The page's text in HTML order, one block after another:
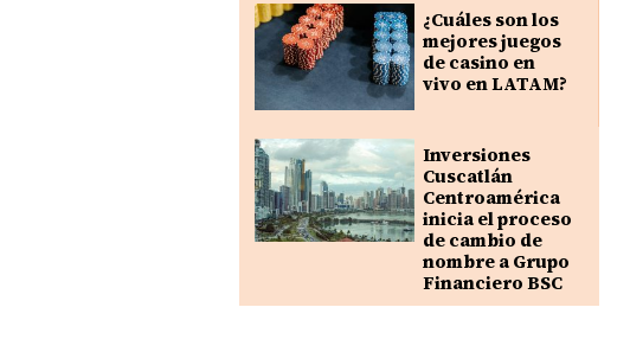
¿Cuáles son los
mejores juegos
de casino en
vivo en LATAM?
Inversiones
Cuscatlán
Centroamérica
inicia el proceso
de cambio de
nombre a Grupo
Financiero BSC